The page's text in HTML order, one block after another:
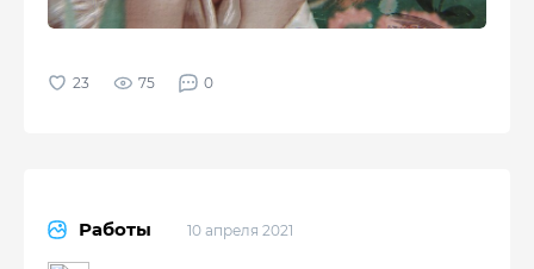
75 0
Работы 10 апреля 2021